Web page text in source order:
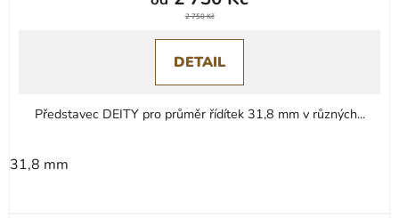
je
z
hvězdiček.
2 750 Kč
DETAIL
Představec DEITY pro průměr řídítek 31,8 mm v různých...
31,8 mm